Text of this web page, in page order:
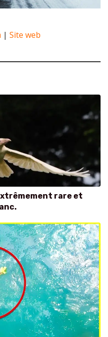
| Site web
rare et